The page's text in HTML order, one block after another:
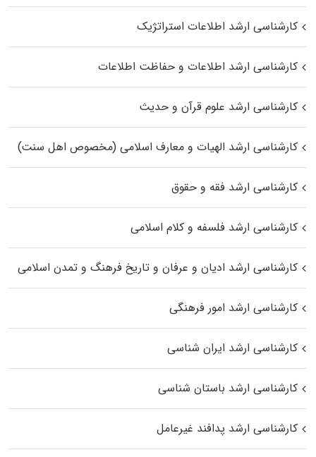
کارشناسی ارشد اطلاعات استراتژیک
کارشناسی ارشد اطلاعات و حفاظت اطلاعات
کارشناسی ارشد علوم قرآن و حدیث
کارشناسی ارشد الهیات و معارف اسلامی (مخصوص اهل سنت)
کارشناسی ارشد فقه و حقوق
کارشناسی ارشد فلسفه و کلام اسلامی
کارشناسی ارشد ادیان و عرفان و تاریخ فرهنگ و تمدن اسلامی
کارشناسی ارشد امور فرهنگی
کارشناسی ارشد ایران شناسی
کارشناسی ارشد باستان شناسی
کارشناسی ارشد پدافند غیرعامل